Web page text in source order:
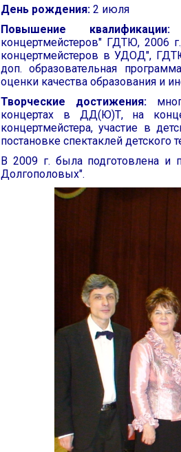
День рождения: 2 июля
Повышение
концертмейстеров" ГДТЮ, 2006
концертмейстеров в УДОД",
доп. образовательная
оценки качества образования и
Творческие достижения:
концертах в ДД(Ю)Т, на
концертмейстера, участие в
постановке спектаклей детского
В 2009 г. была подготовлена и
Долгополовых".